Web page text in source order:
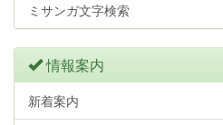
ミサンガ文字検索
情報案内
新着案内